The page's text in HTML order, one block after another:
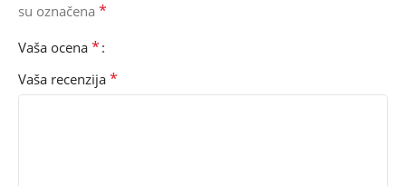
su označena *
Vaša ocena *
Vaša recenzija *